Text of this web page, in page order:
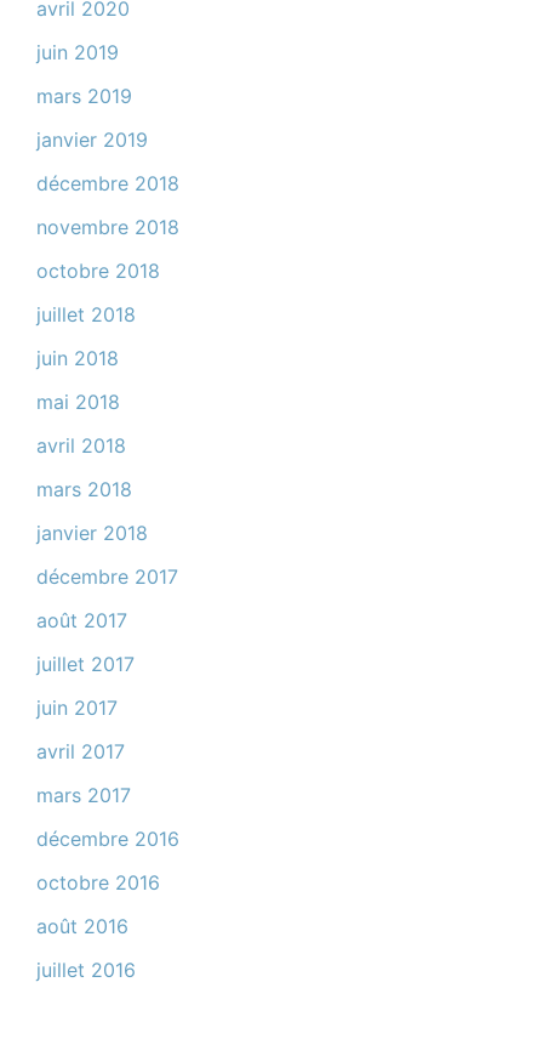
avril 2020
juin 2019
mars 2019
janvier 2019
décembre 2018
novembre 2018
octobre 2018
juillet 2018
juin 2018
mai 2018
avril 2018
mars 2018
janvier 2018
décembre 2017
août 2017
juillet 2017
juin 2017
avril 2017
mars 2017
décembre 2016
octobre 2016
août 2016
juillet 2016